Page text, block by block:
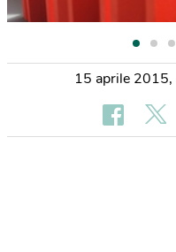
15 aprile 2015,